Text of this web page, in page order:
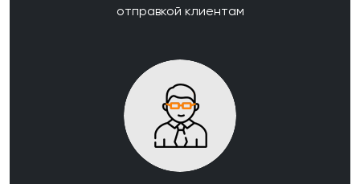
отправкой клиентам